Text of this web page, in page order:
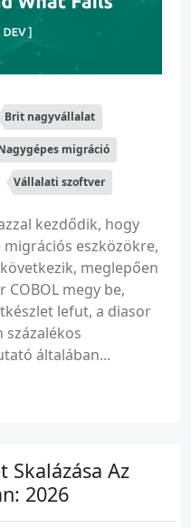
Brit nagyvállalat
migráció
Vállalati szoftver
kezdődik, hogy
eszközökre,
meglepően
COBOL megy be,
lefut, a diasor
százalékos
általában...
Skalázása Az
2026